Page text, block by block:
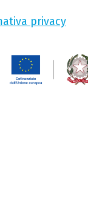
privacy